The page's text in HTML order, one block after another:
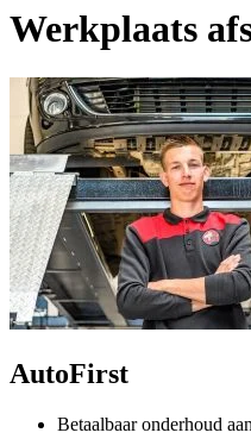
Werkplaats
AutoFirst
Betaalbaar onderhoud